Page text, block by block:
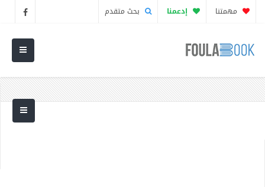
مهمتنا إدعمنا بحث متقدم